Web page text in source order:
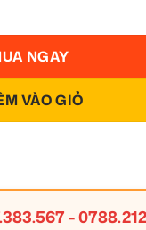
VÀO GIỎ
NGAY
-